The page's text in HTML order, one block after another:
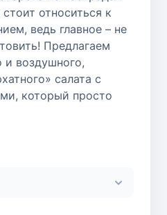
относиться к
ведь главное – не
Предлагаем
и воздушного,
салата с
который просто